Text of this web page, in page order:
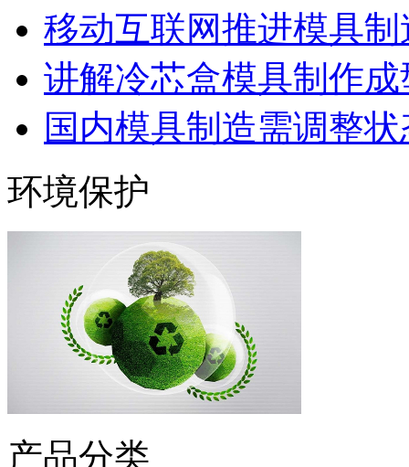
移动互联网推进模具
讲解冷芯盒模具制作
国内模具制造需调整
环境保护
产品分类